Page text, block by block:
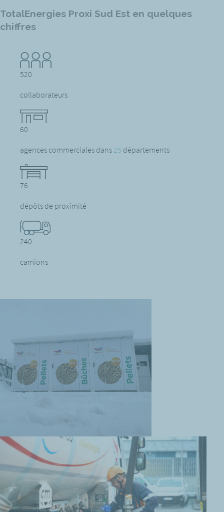
TotalEnergies Proxi Sud Est en quelques
chiffres
520
collaborateurs
60
agences commerciales dans 25 départements
76
dépôts de proximité
240
camions